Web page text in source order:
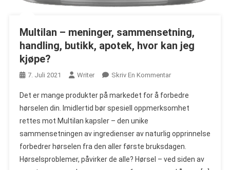
Multilan – meninger, sammensetning,
handling, butikk, apotek, hvor kan jeg
kjøpe?
7. Juli 2021 Writer Skriv En KommentarOn
–
Meninger,
Handling,
Butikk,
Apotek,
Det er mange produkter på markedet for å forbedre
hørselen din. Imidlertid bør spesiell oppmerksomhet
rettes mot Multilan kapsler – den unike
sammensetningen av ingredienser av naturlig opprinnelse
forbedrer hørselen fra den aller første bruksdagen.
Hørselsproblemer, påvirker de alle? Hørsel – ved siden av